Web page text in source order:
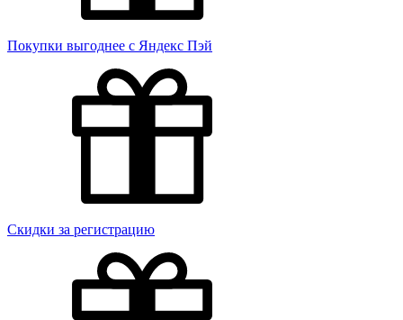
Покупки выгоднее с Яндекс Пэй
Скидки за регистрацию